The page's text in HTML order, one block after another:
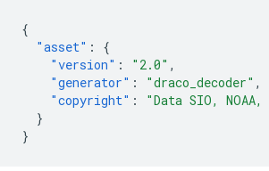
{
"asset" :
{
"version" : "2.0" ,
"generator" : "draco_decoder" ,
"copyright" :
"Data SIO,
}
}